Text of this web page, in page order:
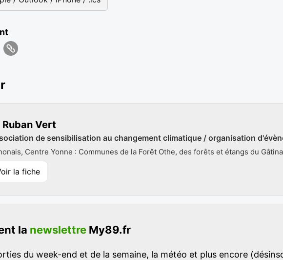
Ruban Vert
de sensibilisation au changement climatique / organisation
Centre Yonne : Communes de la Forêt Othe, des forêts et étangs du
la fiche
la newslettre My89.fr
du week-end et de la semaine, la météo et plus encore